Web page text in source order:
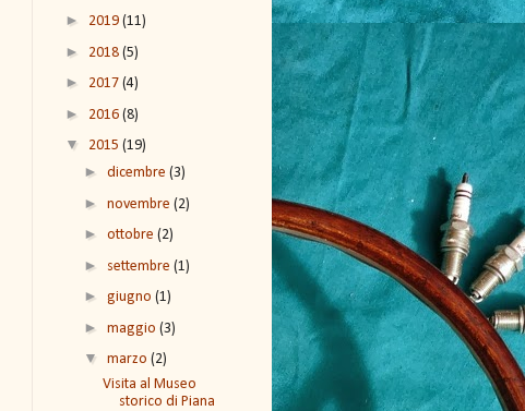
► 2019 (11)
► 2018 (5)
► 2017 (4)
► 2016 (8)
▼ 2015 (19)
► dicembre (3)
► novembre (2)
► ottobre (2)
► settembre (1)
► giugno (1)
► maggio (3)
▼ marzo (2)
Visita al Museo
storico di Piana